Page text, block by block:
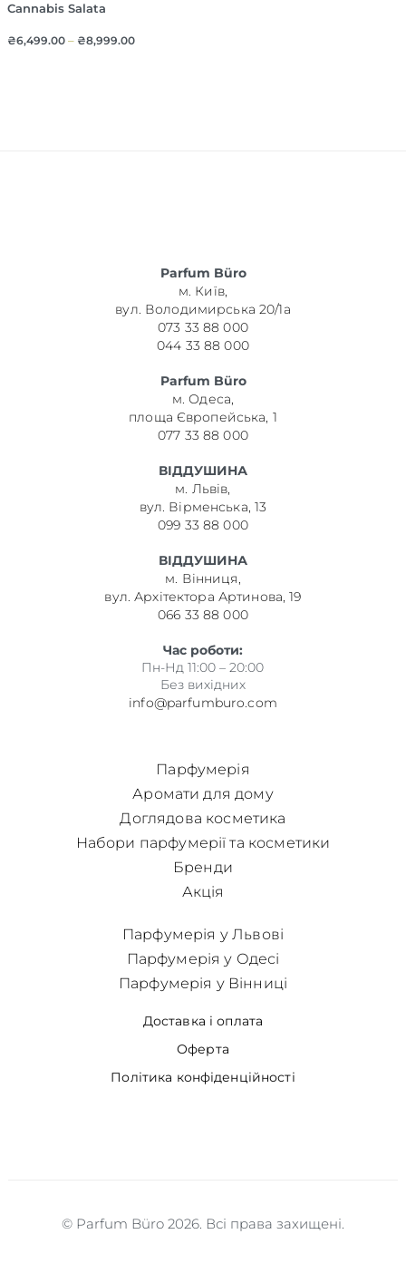
Cannabis Salata
₴6,499.00– ₴8,999.00
Parfum Büro
м. Київ,
вул. Володимирська 20/1а
073 33 88 000
044 33 88 000
Parfum Büro
м. Одеса,
площа Європейська, 1
077 33 88 000
ВІДДУШИНА
м. Львів,
вул. Вірменська, 13
099 33 88 000
ВІДДУШИНА
м. Вінниця,
вул. Архітектора Артинова, 19
066 33 88 000
Час роботи:
Пн-Нд 11:00 – 20:00
Без вихідних
info@parfumburo.com
Парфумерія
Аромати для дому
Доглядова косметика
Набори парфумерії та косметики
Бренди
Акція
Доставка і оплата
Оферта
Політика конфіденційності
Парфумерія у Львові
Парфумерія у Одесі
Парфумерія у Вінниці
© Parfum Büro 2026. Всі права захищені.